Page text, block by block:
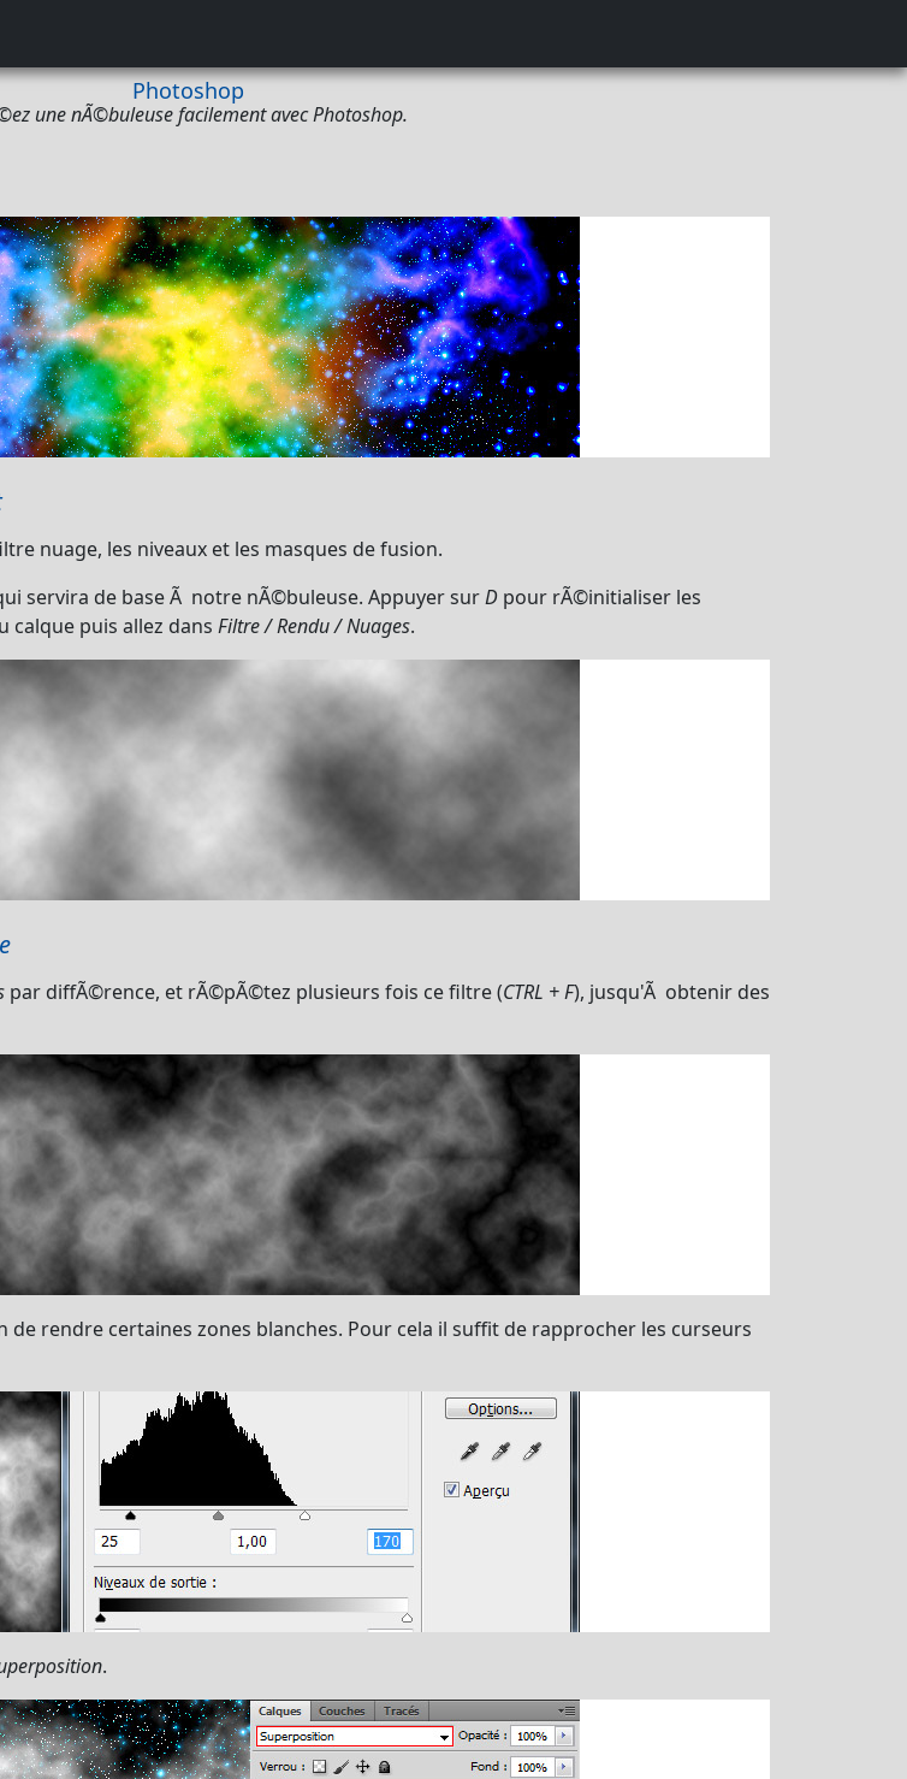
Photoshop
une nÃ©buleuse facilement avec Photoshop.
nuage, les niveaux et les masques de fusion.
servira de base Ã notre nÃ©buleuse. Appuyer surD pour rÃ©initialiser les
calque puis allez dans Filtre / Rendu / Nuages.
par diffÃ©rence, et rÃ©pÃ©tez plusieurs fois ce filtre (CTRL + F), jusqu'Ã obtenir des
de rendre certaines zones blanches. Pour cela il suffit de rapprocher les curseurs
.